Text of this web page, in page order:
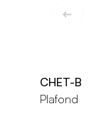
CHET-B
Plafond